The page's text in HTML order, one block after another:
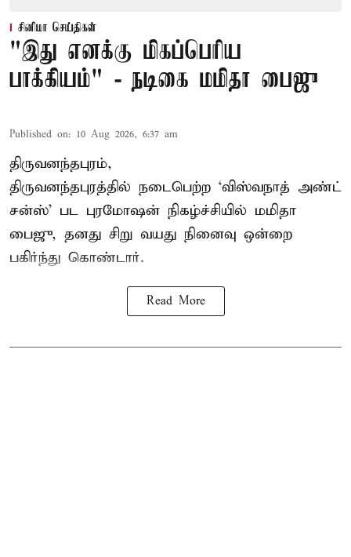
சினிமா செய்திகள்
"இது எனக்கு மிகப்பெரிய
பாக்கியம்" - நடிகை மமிதா பைஜு
Published on: 10 Aug 2026, 6:37 am
திருவனந்தபுரம்,
திருவனந்தபுரத்தில் நடைபெற்ற ‘விஸ்வநாத் அண்ட்
சன்ஸ்’ பட புரமோஷன் நிகழ்ச்சியில் மமிதா
பைஜு, தனது சிறு வயது நினைவு ஒன்றை
பகிர்ந்து கொண்டார்.
Read More